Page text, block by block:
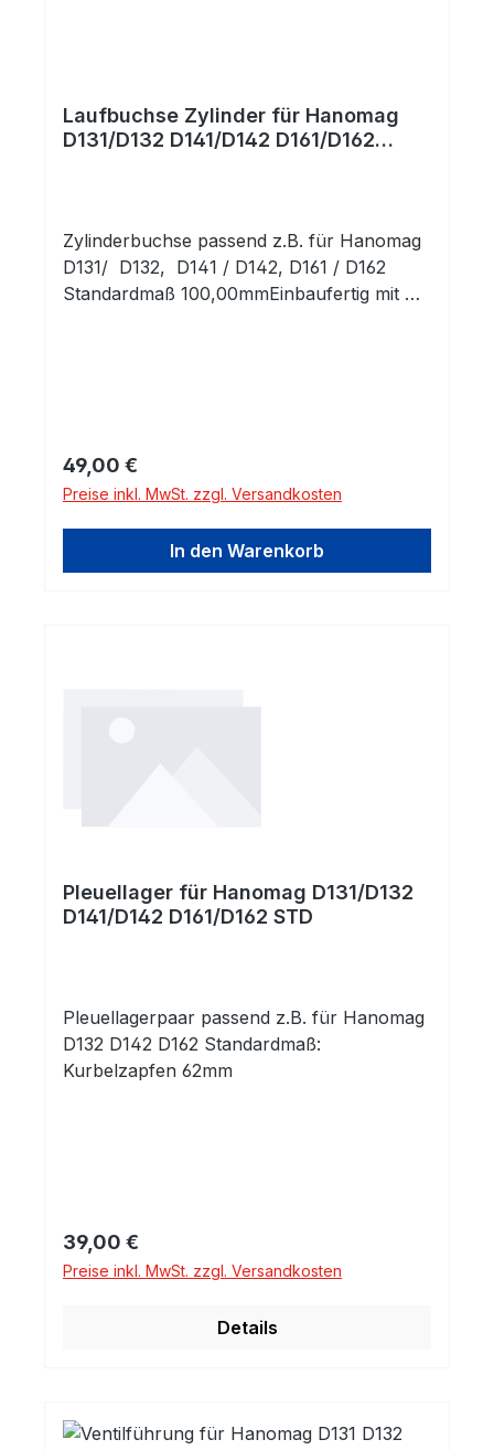
Laufbuchse Zylinder für Hanomag
D131/D132 D141/D142 D161/D162
Zylinderbuchse passend z.B. für Hanomag
D131/ D132, D141 / D142, D161 / D162
Standardmaß 100,00mmEinbaufertig mit O-
Regulärer Preis:
49,00 €
Preise inkl. MwSt. zzgl. Versandkosten
In den Warenkorb
Pleuellager für Hanomag D131/D132
D141/D142 D161/D162 STD
Pleuellagerpaar passend z.B. für Hanomag
D132 D142 D162 Standardmaß:
Kurbelzapfen 62mm
Regulärer Preis:
39,00 €
Preise inkl. MwSt. zzgl. Versandkosten
Details